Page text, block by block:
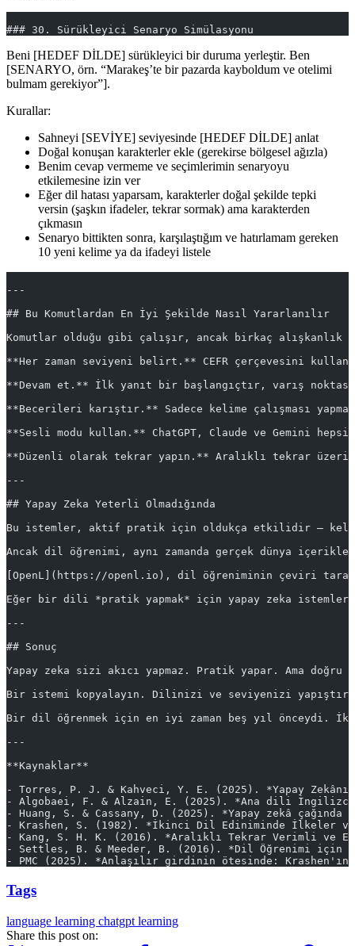
### 30. Sürükleyici Senaryo Simülasyonu
Beni [HEDEF DİLDE] sürükleyici bir duruma yerleştir. Ben
[SENARYO, örn. “Marakeş’te bir pazarda kayboldum ve otelimi
bulmam gerekiyor”].
Kurallar:
Sahneyi [SEVİYE] seviyesinde [HEDEF DİLDE] anlat
Doğal konuşan karakterler ekle (gerekirse bölgesel ağızla)
Benim cevap vermeme ve seçimlerimin senaryoyu
etkilemesine izin ver
Eğer dil hatası yaparsam, karakterler doğal şekilde tepki
versin (şaşkın ifadeler, tekrar sormak) ama karakterden
çıkmasın
Senaryo bittikten sonra, karşılaştığım ve hatırlamam gereken
10 yeni kelime ya da ifadeyi listele
---
## Bu Komutlardan En İyi Şekilde Nasıl Yararlanılır
Komutlar olduğu gibi çalışır, ancak birkaç
**Her zaman seviyeni belirt.** CEFR çerçevesini
**Devam et.** İlk yanıt bir başlangıçtır, varış noktası
**Becerileri karıştır.** Sadece kelime çalışması
**Sesli modu kullan.** ChatGPT, Claude ve Gemini
**Düzenli olarak tekrar yapın.** Aralıklı tekrar
---
## Yapay Zeka Yeterli Olmadığında
Bu istemler, aktif pratik için oldukça etkilidir —
Ancak dil öğrenimi, aynı zamanda gerçek dünya
[OpenL](https://openl.io), dil öğreniminin çeviri
Eğer bir dili *pratik yapmak* için yapay zeka
---
## Sonuç
Yapay zeka sizi akıcı yapmaz. Pratik yapar. Ama
Bir istemi kopyalayın. Dilinizi ve seviyenizi
Bir dil öğrenmek için en iyi zaman beş yıl önceydi.
---
**Kaynaklar**
- Torres, P. J. & Kahveci, Y. E. (2025). *Yapay
- Algobaei, F. & Alzain, E. (2025). *Ana dili İngilizce
- Huang, S. & Cassany, D. (2025). *Yapay zekâ
- Krashen, S. (1982). *İkinci Dil Ediniminde İlkeler ve
- Kang, S. H. K. (2016). *Aralıklı Tekrar Verimli ve
- Settles, B. & Meeder, B. (2016). *Dil Öğrenimi için
- PMC (2025). *Anlaşılır girdinin ötesinde:
Tags
language learning chatgpt learning
Share this post on: